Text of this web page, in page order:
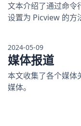
文本介绍了通过命令
设置为 Picview 的方
2024-05-09
媒体报道
本文收集了各个媒体
媒体。